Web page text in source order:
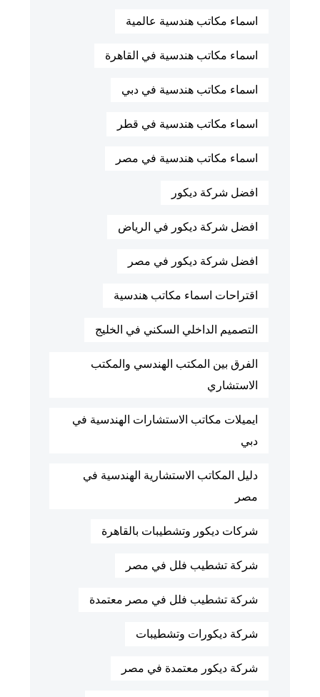
اسماء مكاتب هندسية عالمية
اسماء مكاتب هندسية في القاهرة
اسماء مكاتب هندسية في دبي
اسماء مكاتب هندسية في قطر
اسماء مكاتب هندسية في مصر
افضل شركة ديكور
افضل شركة ديكور في الرياض
افضل شركة ديكور في مصر
اقتراحات اسماء مكاتب هندسية
التصميم الداخلي السكني في الخليج
الفرق بين المكتب الهندسي والمكتب
الاستشاري
ايميلات مكاتب الاستشارات الهندسية في
دبي
دليل المكاتب الاستشارية الهندسية في
مصر
شركات ديكور وتشطيبات بالقاهرة
شركة تشطيب فلل في مصر
شركة تشطيب فلل في مصر معتمدة
شركة ديكورات وتشطيبات
شركة ديكور معتمدة في مصر